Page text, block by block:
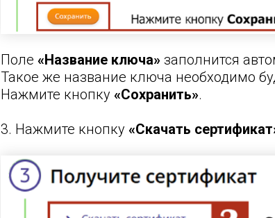
Поле «Название ключа» заполнится
Такое же название ключа необходимо
Нажмите кнопку «Сохранить».
3. Нажмите кнопку «Скачать